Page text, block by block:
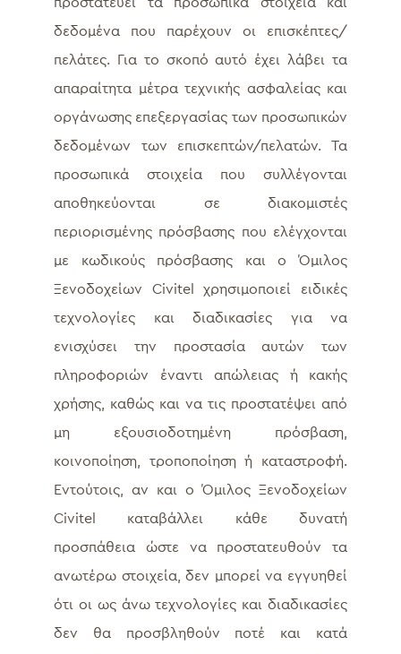
δεδομένα που παρέχουν οι επισκέπτες/
πελάτες. Για το σκοπό αυτό έχει λάβει τα
απαραίτητα μέτρα τεχνικής ασφαλείας και
οργάνωσης επεξεργασίας των προσωπικών
δεδομένων των επισκεπτών/πελατών. Τα
προσωπικά στοιχεία που συλλέγονται
αποθηκεύονται σε διακομιστές
περιορισμένης πρόσβασης που ελέγχονται
με κωδικούς πρόσβασης και ο Όμιλος
Ξενοδοχείων Civitel χρησιμοποιεί ειδικές
τεχνολογίες και διαδικασίες για να
ενισχύσει την προστασία αυτών των
πληροφοριών έναντι απώλειας ή κακής
χρήσης, καθώς και να τις προστατέψει από
μη εξουσιοδοτημένη πρόσβαση,
κοινοποίηση, τροποποίηση ή καταστροφή.
Εντούτοις, αν και ο Όμιλος Ξενοδοχείων
Civitel καταβάλλει κάθε δυνατή
προσπάθεια ώστε να προστατευθούν τα
ανωτέρω στοιχεία, δεν μπορεί να εγγυηθεί
ότι οι ως άνω τεχνολογίες και διαδικασίες
δεν θα προσβληθούν ποτέ και κατά